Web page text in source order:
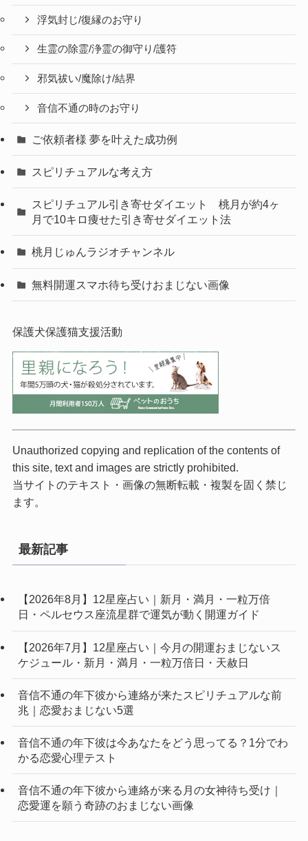
浮気封じ/復縁のお守り
生霊の除霊/浄霊の御守り/護符
邪気祓い/魔除け/結界
音信不通の時のお守り
ご依頼者様 夢を叶えた成功例
スピリチュアルな考え方
スピリチュアル引き寄せダイエット 桃月が約4ヶ
月で10キロ痩せた引き寄せダイエット法
桃月じゅんラジオチャンネル
無料開運スマホ待ち受けおまじない画像
保護犬保護猫支援活動
Unauthorized copying and replication of the contents of
this site, text and images are strictly prohibited.
当サイトのテキスト・画像の無断転載・複製を固く禁じ
ます。
最新記事
【2026年8月】12星座占い｜新月・満月・一粒万倍
日・ペルセウス座流星群で運気が動く開運ガイド
【2026年7月】12星座占い｜今月の開運おまじないス
ケジュール・新月・満月・一粒万倍日・天赦日
音信不通の年下彼から連絡が来たスピリチュアルな前
兆｜恋愛おまじない5選
音信不通の年下彼は今あなたをどう思ってる？1分でわ
かる恋愛心理テスト
音信不通の年下彼から連絡が来る月の女神待ち受け｜
恋愛運を願う奇跡のおまじない画像